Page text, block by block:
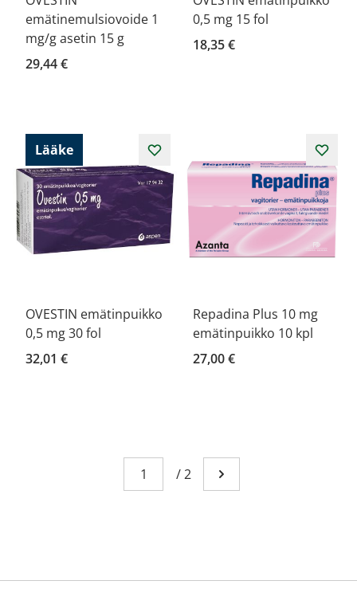
emätinemulsiovoide 1
mg/g asetin 15 g
29,44 €
0,5 mg 15 fol
18,35 €
Lääke
OVESTIN emätinpuikko
0,5 mg 30 fol
32,01 €
Repadina Plus 10 mg
emätinpuikko 10 kpl
27,00 €
Sivu
You're currently reading page 1
/2 Mene seuraavalle